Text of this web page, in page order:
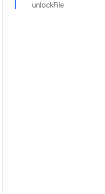
unlockFile